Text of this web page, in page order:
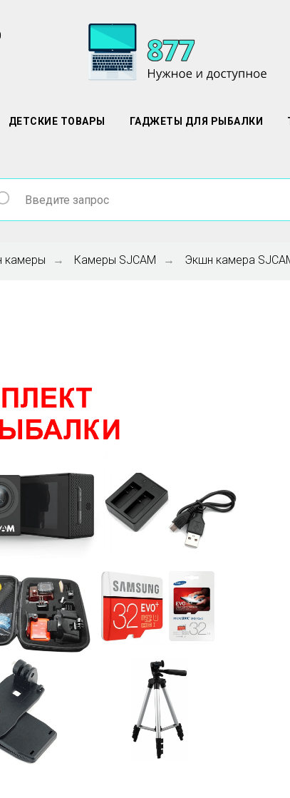
ДЕТСКИЕ ТОВАРЫ ГАДЖЕТЫ ДЛЯ РЫБАЛКИ
камеры → Камеры SJCAM → Экшн камера